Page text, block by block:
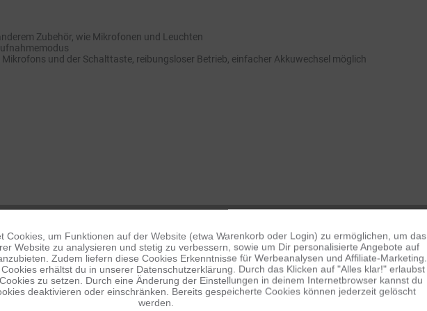
Zubehör, wie Mikrofonen und Leuchten
und der Schalttaste, reibungsloser Betrieb, einfacher Akkuwechsel möglich
Aktiv
Inaktiv
Cookies, um Funktionen auf der Website (etwa Warenkorb oder Login) zu ermöglichen, um das
Website zu analysieren und stetig zu verbessern, sowie um Dir personalisierte Angebote auf
Zudem liefern diese Cookies Erkenntnisse für Werbeanalysen und Affiliate-Marketing.
erhältst du in unserer Datenschutzerklärung. Durch das Klicken auf "Alles klar!" erlaubst
zu setzen. Durch eine Änderung der Einstellungen in deinem Internetbrowser kannst du
deaktivieren oder einschränken. Bereits gespeicherte Cookies können jederzeit gelöscht
werden.